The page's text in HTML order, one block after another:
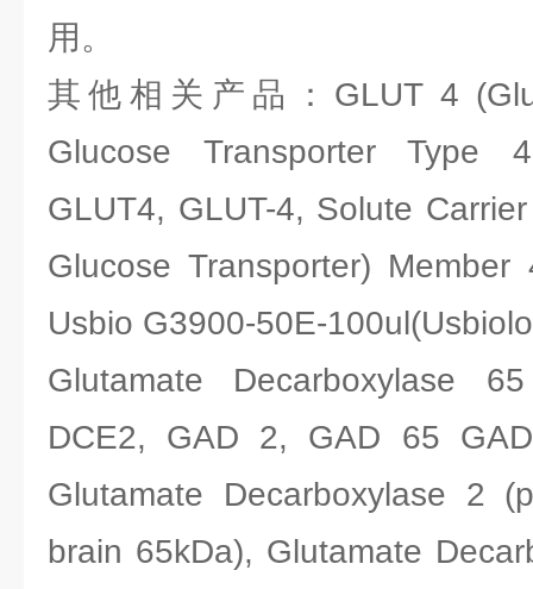
用。
其他相关产品：GLUT 4
Glucose Transporter Type
GLUT4, GLUT-4, Solute
Glucose Transporter)
Usbio G3900-50E-
Glutamate Decarboxylase
DCE2, GAD 2, GAD 65
Glutamate Decarboxylase 2
brain 65kDa), Glutamate